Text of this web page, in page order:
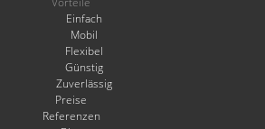
Einfach
Mobil
Flexibel
Günstig
Zuverlässig
Preise
Referenzen